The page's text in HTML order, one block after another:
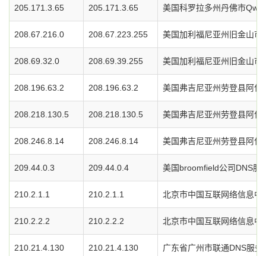
205.171.3.65 205.171.3.65 美国科罗拉多州丹佛市
208.67.216.0 208.67.223.255 美国加利福尼亚州旧金山
208.69.32.0 208.69.39.255 美国加利福尼亚州旧金山
208.196.63.2 208.196.63.2 美国弗吉尼亚州劳登县阿
208.218.130.5 208.218.130.5 美国弗吉尼亚州劳登县阿
208.246.8.14 208.246.8.14 美国弗吉尼亚州劳登县阿
209.44.0.3 209.44.0.4 美国broomfield公司DNS服
210.2.1.1 210.2.1.1 北京市中国互联网络信息中
210.2.2.2 210.2.2.2 北京市中国互联网络信息中
210.21.4.130 210.21.4.130 广东省广州市联通DNS服务